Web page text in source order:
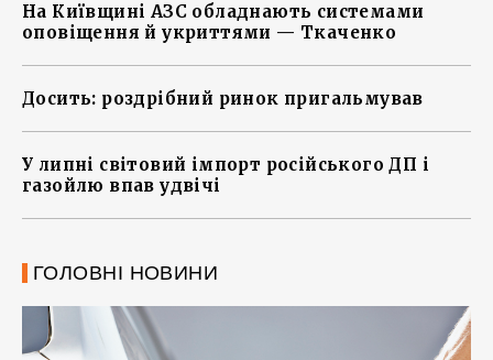
На Київщині АЗС обладнають системами
оповіщення й укриттями — Ткаченко
Досить: роздрібний ринок пригальмував
У липні світовий імпорт російського ДП і
газойлю впав удвічі
ГОЛОВНІ НОВИНИ